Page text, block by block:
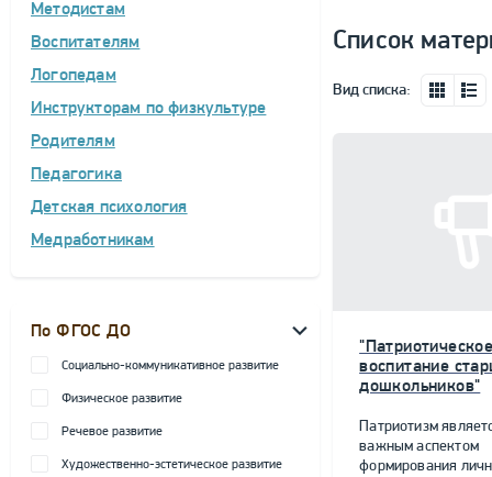
Методистам
Воспитателям
Логопедам
Инструкторам по физкультуре
Родителям
Педагогика
Детская психология
Медработникам
По ФГОС ДО
Социально-коммуникативное развитие
Физическое развитие
Речевое развитие
Художественно-эстетическое развитие
Список
Вид списка:
воспитание
дошкольников"
Патриотизм
важным аспектом
формирования